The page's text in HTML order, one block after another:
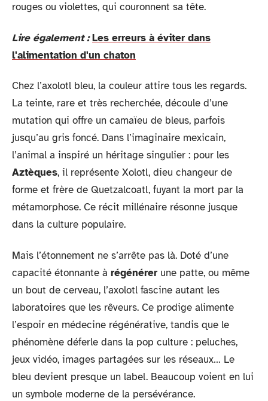
rouges ou violettes, qui couronnent sa tête.
Lire également : Les erreurs à éviter dans
l'alimentation d'un chaton
Chez l’axolotl bleu, la couleur attire tous les regards.
La teinte, rare et très recherchée, découle d’une
mutation qui offre un camaïeu de bleus, parfois
jusqu’au gris foncé. Dans l’imaginaire mexicain,
l’animal a inspiré un héritage singulier : pour les
Aztèques, il représente Xolotl, dieu changeur de
forme et frère de Quetzalcoatl, fuyant la mort par la
métamorphose. Ce récit millénaire résonne jusque
dans la culture populaire.
Mais l’étonnement ne s’arrête pas là. Doté d’une
capacité étonnante à régénérer une patte, ou même
un bout de cerveau, l’axolotl fascine autant les
laboratoires que les rêveurs. Ce prodige alimente
l’espoir en médecine régénérative, tandis que le
phénomène déferle dans la pop culture : peluches,
jeux vidéo, images partagées sur les réseaux… Le
bleu devient presque un label. Beaucoup voient en lui
un symbole moderne de la persévérance.